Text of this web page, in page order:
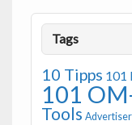
Tags
10 Tipps 101
101
Tools Advertiser